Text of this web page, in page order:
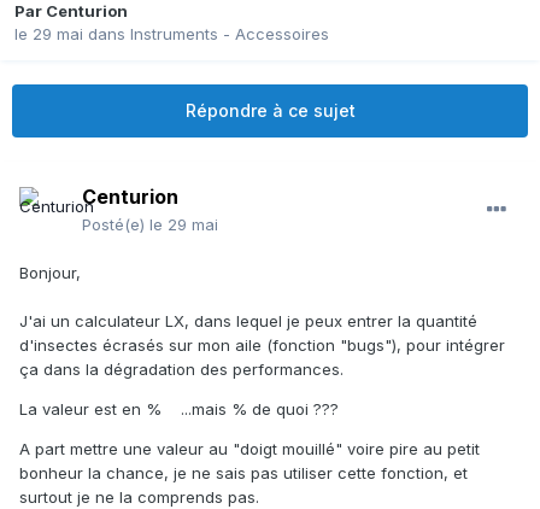
Par Centurion
le 29 mai dans Instruments - Accessoires
Répondre à ce sujet
Centurion
Posté(e) le 29 mai
Bonjour,
J'ai un calculateur LX, dans lequel je peux entrer la quantité
d'insectes écrasés sur mon aile (fonction "bugs"), pour intégrer
ça dans la dégradation des performances.
La valeur est en % ...mais % de quoi ???
A part mettre une valeur au "doigt mouillé" voire pire au petit
bonheur la chance, je ne sais pas utiliser cette fonction, et
surtout je ne la comprends pas.